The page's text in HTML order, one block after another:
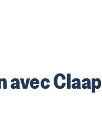
avec Claap